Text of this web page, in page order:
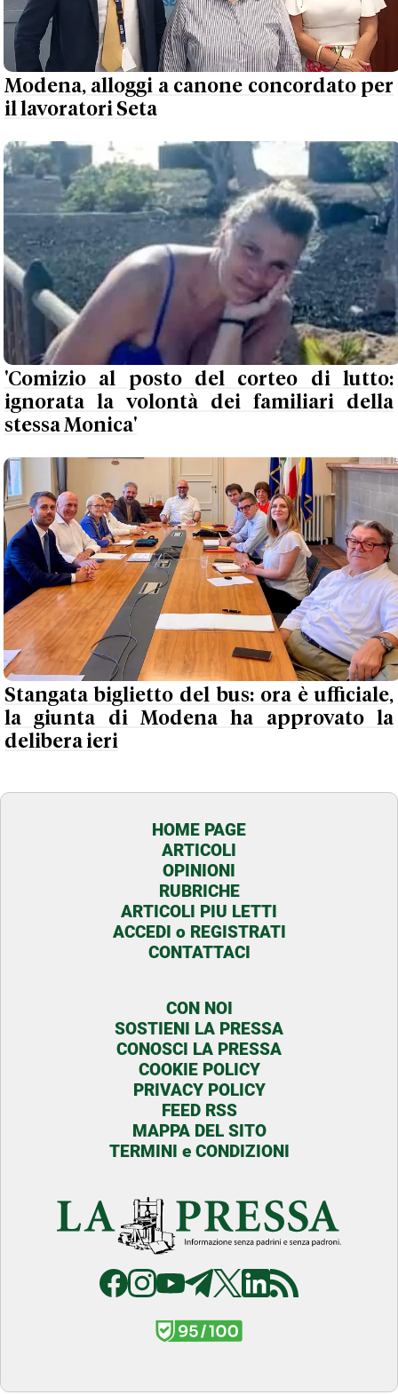
Modena, alloggi a canone concordato per
il lavoratori Seta
'Comizio al posto del corteo di lutto:
ignorata la volontà dei familiari della
stessa Monica'
Stangata biglietto del bus: ora è ufficiale,
la giunta di Modena ha approvato la
delibera ieri
HOME PAGE
ARTICOLI
OPINIONI
RUBRICHE
ARTICOLI PIU LETTI
ACCEDI o REGISTRATI
CONTATTACI
CON NOI
SOSTIENI LA PRESSA
CONOSCI LA PRESSA
COOKIE POLICY
PRIVACY POLICY
FEED RSS
MAPPA DEL SITO
TERMINI e CONDIZIONI